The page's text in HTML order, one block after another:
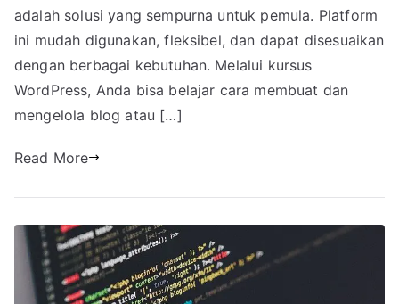
adalah solusi yang sempurna untuk pemula. Platform
ini mudah digunakan, fleksibel, dan dapat disesuaikan
dengan berbagai kebutuhan. Melalui kursus
WordPress, Anda bisa belajar cara membuat dan
mengelola blog atau […]
Read More